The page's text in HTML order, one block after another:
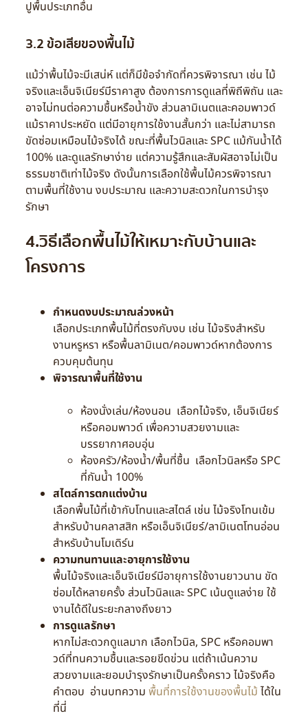
ปูพื้นประเภทอื่น
3.2 ข้อเสียของพื้นไม้
แม้ว่าพื้นไม้จะมีเสน่ห์ แต่ก็มีข้อจำกัดที่ควรพิจารณา เช่น ไม้
จริงและเอ็นจิเนียร์มีราคาสูง ต้องการการดูแลที่พิถีพิถัน และ
อาจไม่ทนต่อความชื้นหรือน้ำขัง ส่วนลามิเนตและคอมพาวด์
แม้ราคาประหยัด แต่มีอายุการใช้งานสั้นกว่า และไม่สามารถ
ขัดซ่อมเหมือนไม้จริงได้ ขณะที่พื้นไวนิลและ SPC แม้กันน้ำได้
100% และดูแลรักษาง่าย แต่ความรู้สึกและสัมผัสอาจไม่เป็น
ธรรมชาติเท่าไม้จริง ดังนั้นการเลือกใช้พื้นไม้ควรพิจารณา
ตามพื้นที่ใช้งาน งบประมาณ และความสะดวกในการบำรุง
รักษา
4.วิธีเลือกพื้นไม้ให้เหมาะกับบ้านและ
โครงการ
กำหนดงบประมาณล่วงหน้า
เลือกประเภทพื้นไม้ที่ตรงกับงบ เช่น ไม้จริงสำหรับ
งานหรูหรา หรือพื้นลามิเนต/คอมพาวด์หากต้องการ
ควบคุมต้นทุน
พิจารณาพื้นที่ใช้งาน
ห้องนั่งเล่น/ห้องนอน เลือกไม้จริง, เอ็นจิเนียร์
หรือคอมพาวด์ เพื่อความสวยงามและ
บรรยากาศอบอุ่น
ห้องครัว/ห้องน้ำ/พื้นที่ชื้น เลือกไวนิลหรือ SPC
ที่กันน้ำ 100%
สไตล์การตกแต่งบ้าน
เลือกพื้นไม้ที่เข้ากับโทนและสไตล์ เช่น ไม้จริงโทนเข้ม
สำหรับบ้านคลาสสิก หรือเอ็นจิเนียร์/ลามิเนตโทนอ่อน
สำหรับบ้านโมเดิร์น
ความทนทานและอายุการใช้งาน
พื้นไม้จริงและเอ็นจิเนียร์มีอายุการใช้งานยาวนาน ขัด
ซ่อมได้หลายครั้ง ส่วนไวนิลและ SPC เน้นดูแลง่าย ใช้
งานได้ดีในระยะกลางถึงยาว
การดูแลรักษา
หากไม่สะดวกดูแลมาก เลือกไวนิล, SPC หรือคอมพา
วด์ที่ทนความชื้นและรอยขีดข่วน แต่ถ้าเน้นความ
สวยงามและยอมบำรุงรักษาเป็นครั้งคราว ไม้จริงคือ
คำตอบ อ่านบทความ พื้นที่การใช้งานของพื้นไม้ ได้ใน
ที่นี่